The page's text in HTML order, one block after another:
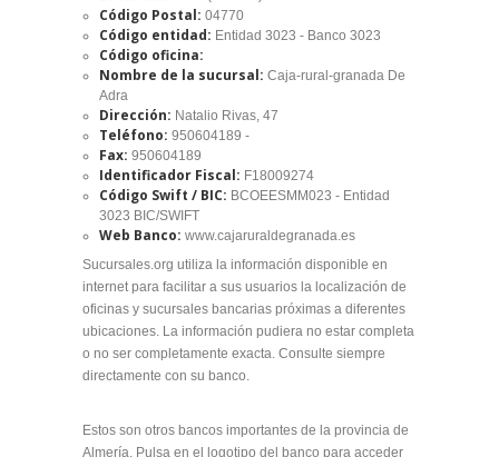
Código Postal: 04770
Código entidad: Entidad 3023 - Banco 3023
Código oficina:
Nombre de la sucursal: Caja-rural-granada De
Adra
Dirección: Natalio Rivas, 47
Teléfono: 950604189 -
Fax: 950604189
Identificador Fiscal: F18009274
Código Swift / BIC: BCOEESMM023 - Entidad
3023 BIC/SWIFT
Web Banco: www.cajaruraldegranada.es
Sucursales.org utiliza la información disponible en
internet para facilitar a sus usuarios la localización de
oficinas y sucursales bancarias próximas a diferentes
ubicaciones. La información pudiera no estar completa
o no ser completamente exacta. Consulte siempre
directamente con su banco.
Estos son otros bancos importantes de la provincia de
Almería. Pulsa en el logotipo del banco para acceder